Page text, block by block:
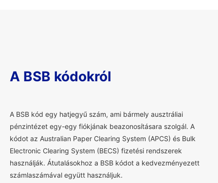
A BSB kódokról
A BSB kód egy hatjegyű szám, ami bármely ausztráliai
pénzintézet egy-egy fiókjának beazonosításara szolgál. A
kódot az Australian Paper Clearing System (APCS) és Bulk
Electronic Clearing System (BECS) fizetési rendszerek
használják. Átutalásokhoz a BSB kódot a kedvezményezett
számlaszámával együtt használjuk.